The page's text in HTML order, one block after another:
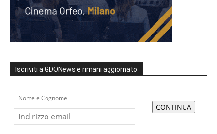
Iscriviti a GDONews e rimani aggiornato